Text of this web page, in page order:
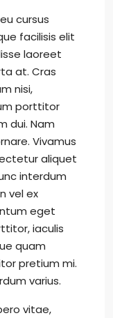
cursus
facilisis elit
laoreet
at. Cras
nisi,
porttitor
dui. Nam
Vivamus
aliquet
interdum
vel ex
eget
iaculis
quam
pretium mi.
varius.
vitae,